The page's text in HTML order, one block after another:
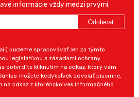
informácie vždy medzi prvými
Odoberať
budeme spracovávať len za týmto
legislatívou a zásadami ochrany
potvrdíte kliknutím na odkaz, ktorý vám
môžete kedykoľvek odvolať písomne,
na odkaz z ktoréhokoľvek informačného